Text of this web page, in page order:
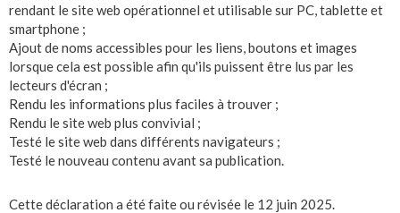
rendant le site web opérationnel et utilisable sur PC, tablette et
smartphone ;
Ajout de noms accessibles pour les liens, boutons et images
lorsque cela est possible afin qu'ils puissent être lus par les
lecteurs d'écran ;
Rendu les informations plus faciles à trouver ;
Rendu le site web plus convivial ;
Testé le site web dans différents navigateurs ;
Testé le nouveau contenu avant sa publication.
Cette déclaration a été faite ou révisée le 12 juin 2025.